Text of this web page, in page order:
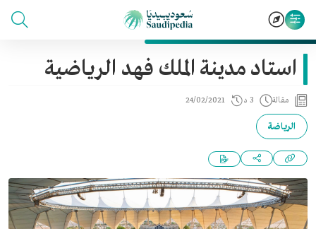
استاد مدينة الملك فهد الرياضية
مقالة 3 د 24/02/2021
الرياضة